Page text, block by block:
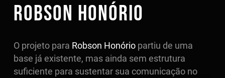
ROBSON HONÓRIO
O projeto para Robson Honóriopartiu de uma
base já existente, mas ainda sem estrutura
suficiente para sustentar sua comunicação no